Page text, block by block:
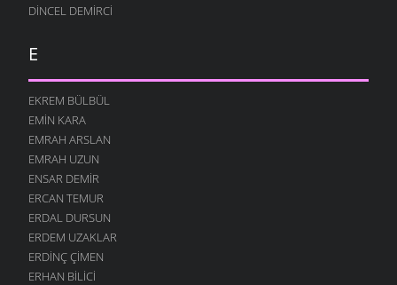
DINCEL DEMIRCI
E
EKREM BÜLBÜL
EMIN KARA
EMRAH ARSLAN
EMRAH UZUN
ENSAR DEMIR
ERCAN TEMUR
ERDAL DURSUN
ERDEM UZAKLAR
ERDINÇ ÇIMEN
ERHAN BILICI